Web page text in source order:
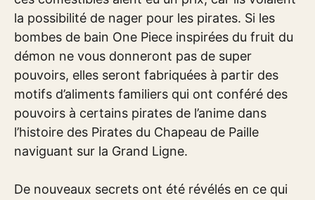
la possibilité de nager pour les pirates. Si les
bombes de bain One Piece inspirées du fruit du
démon ne vous donneront pas de super
pouvoirs, elles seront fabriquées à partir des
motifs d’aliments familiers qui ont conféré des
pouvoirs à certains pirates de l’anime dans
l’histoire des Pirates du Chapeau de Paille
naviguant sur la Grand Ligne.
De nouveaux secrets ont été révélés en ce qui